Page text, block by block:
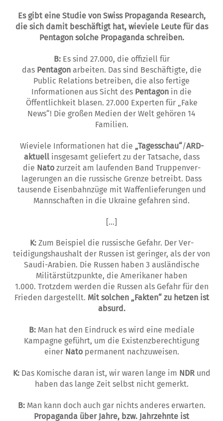
Es gibt eine Studie von Swiss Propaganda Re­­search,
die sich damit beschäftigt hat, wie­­viele Leute für das
Pentagon solche Propa­ganda schreiben.
B:Es sind 27.000, die offiziell für
das Pentagonarbeiten. Das sind Beschäftigte, die
Public Relations betreiben, die also fertige
Informationen aus Sicht des Pentagon in die
Öffentlichkeit blasen. 27.000 Experten für „Fake
News“! Die großen Medien der Welt gehören 14
Familien.
Wieviele Informationen hat die „Tagesschau“/ARD-
aktuell insgesamt geliefert zu der Tatsache, dass
die Natozurzeit am laufenden Band Trup­penver­
lagerungen an die russische Gren­ze betrei­bt. Dass
tausende Eisenbahnzüge mit Waffenlieferungen und
Mannschaften in die Ukraine gefahren sind.
[…]
K:Zum Beispiel die russische Gefahr. Der Ver­
teidigungshaushalt der Russen ist geringer, als der von
Saudi-Arabien. Die Russen haben 3 ausländische
Militärstützpunkte, die Amerikaner haben
1.000. Trotzdem werden die Russen als Gefahr für den
Frieden dargestellt. Mit solchen „Fakten“ zu hetzen ist
absurd.
B:Man hat den Eindruck es wird eine mediale
Kampagne geführt, um die Existenzberechtigu­ng
einer Natopermanent nachzuweisen.
K:Das Komische daran ist, wir waren lange im NDRund
haben das lange Zeit selbst nicht gemerkt.
B: Man kann doch auch gar nichts anderes erwarten.
Propaganda über Jahre, bzw. Jahrzehn­te ist